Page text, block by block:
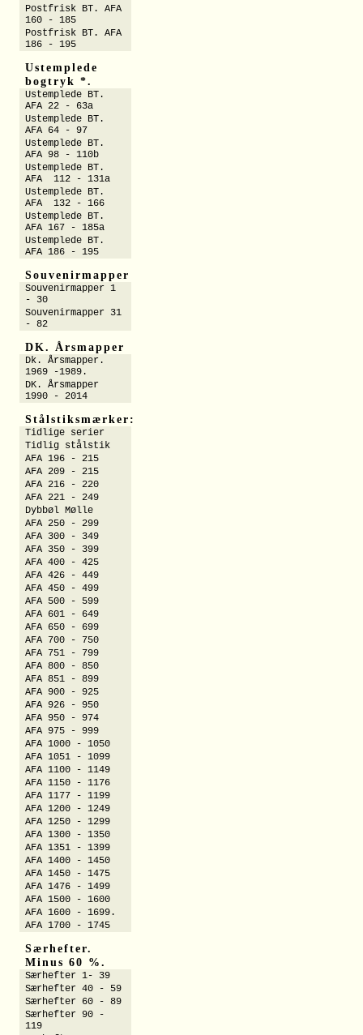
Postfrisk BT. AFA
160 - 185
Postfrisk BT. AFA
186 - 195
Ustemplede
bogtryk *.
Ustemplede BT.
AFA 22 - 63a
Ustemplede BT.
AFA 64 - 97
Ustemplede BT.
AFA 98 - 110b
Ustemplede BT.
AFA 112 - 131a
Ustemplede BT.
AFA 132 - 166
Ustemplede BT.
AFA 167 - 185a
Ustemplede BT.
AFA 186 - 195
Souvenirmapper
Souvenirmapper 1
- 30
Souvenirmapper 31
- 82
DK. Årsmapper
Dk. Årsmapper.
1969 -1989.
DK. Årsmapper
1990 - 2014
Stålstiksmærker:
Tidlige serier
Tidlig stålstik
AFA 196 - 215
AFA 209 - 215
AFA 216 - 220
AFA 221 - 249
Dybbøl Mølle
AFA 250 - 299
AFA 300 - 349
AFA 350 - 399
AFA 400 - 425
AFA 426 - 449
AFA 450 - 499
AFA 500 - 599
AFA 601 - 649
AFA 650 - 699
AFA 700 - 750
AFA 751 - 799
AFA 800 - 850
AFA 851 - 899
AFA 900 - 925
AFA 926 - 950
AFA 950 - 974
AFA 975 - 999
AFA 1000 - 1050
AFA 1051 - 1099
AFA 1100 - 1149
AFA 1150 - 1176
AFA 1177 - 1199
AFA 1200 - 1249
AFA 1250 - 1299
AFA 1300 - 1350
AFA 1351 - 1399
AFA 1400 - 1450
AFA 1450 - 1475
AFA 1476 - 1499
AFA 1500 - 1600
AFA 1600 - 1699.
AFA 1700 - 1745
Særhefter.
Minus 60 %.
Særhefter 1- 39
Særhefter 40 - 59
Særhefter 60 - 89
Særhefter 90 -
119